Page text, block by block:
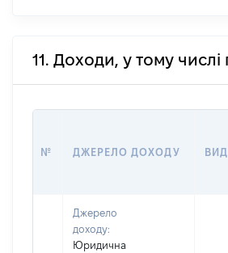
11. Доходи, у тому
№ ДЖЕРЕЛО ДОХОДУ
Джерело
доходу:
Юридична